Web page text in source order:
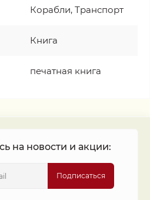
Корабли, Транспорт
Книга
печатная книга
на новости и акции:
Подписаться